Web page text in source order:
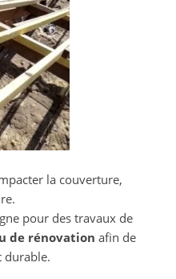
la couverture,
pour des travaux de
de rénovation afin de
durable.